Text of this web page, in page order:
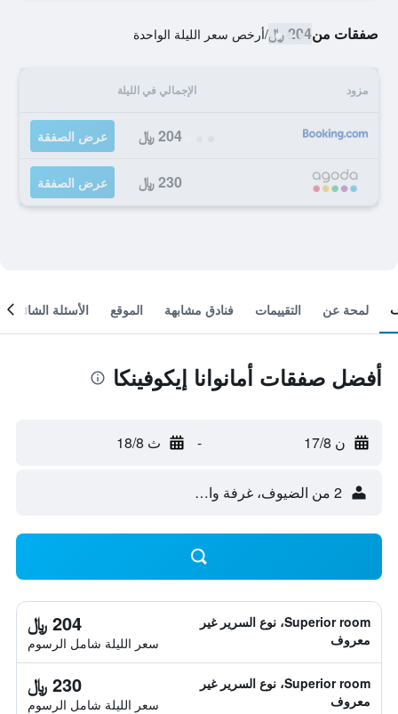
صفقات من204 ﷼ /أرخص سعر الليلة الواحدة
مزود الإجمالي في الليلة
204 ﷼ عرض الصفقة
230 ﷼ عرض الصفقة
لمحة عن التقييمات فنادق مشابهة الموقع الأسئلة الشائعة
أفضل صفقات أمانوانا إيكوفينكا
ن 17/8 - ث 18/8
2 من الضيوف، غرفة واحدة
Superior room، نوع السرير غير
معروف
204 ﷼
سعر الليلة شامل الرسوم
Superior room، نوع السرير غير
معروف
230 ﷼
سعر الليلة شامل الرسوم